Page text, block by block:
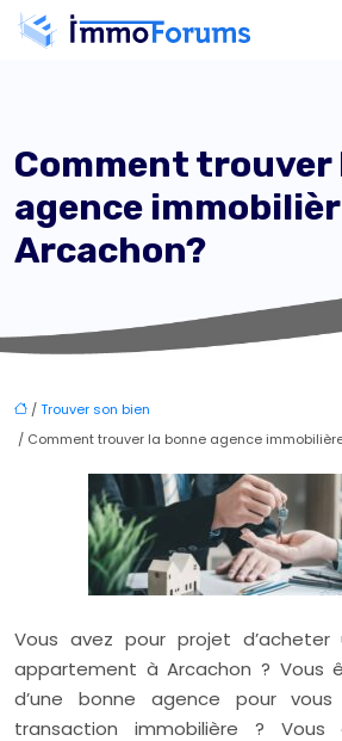
Comment trouver
agence
Arcachon?
/Trouver son bien
/ Comment trouver la bonne agence
Vous avez pour projet
appartement à Arcachon ? Vous
d’une bonne agence pour
transaction immobilière ? Vous